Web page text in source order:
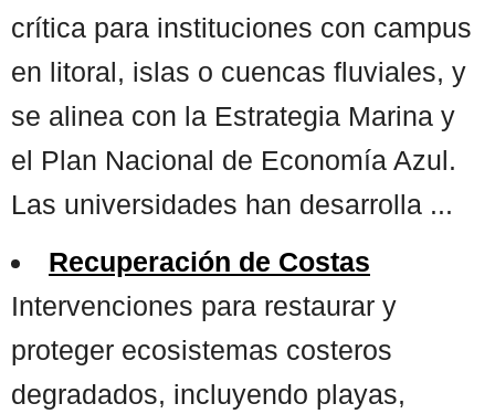
crítica para instituciones con campus
en litoral, islas o cuencas fluviales, y
se alinea con la Estrategia Marina y
el Plan Nacional de Economía Azul.
Las universidades han desarrolla ...
Recuperación de Costas
Intervenciones para restaurar y
proteger ecosistemas costeros
degradados, incluyendo playas,